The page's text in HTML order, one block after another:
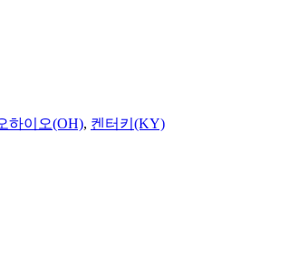
하이오(OH), 켄터키(KY)